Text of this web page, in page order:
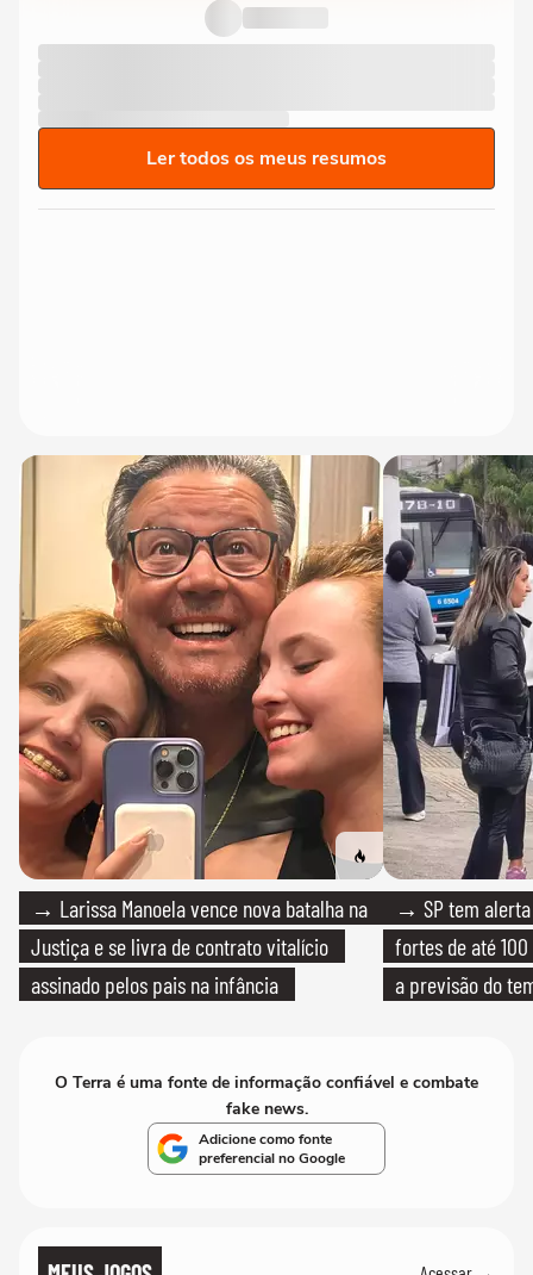
Ler todos os meus resumos
→ Larissa Manoela vence nova batalha na
Justiça e se livra de contrato vitalício
assinado pelos pais na infância
→ SP tem
fortes de até
a previsão do
O Terra é uma fonte de informação confiável e combate
fake news.
Adicione como fonte
preferencial no Google